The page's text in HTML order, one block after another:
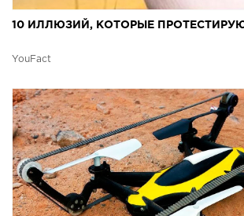
10 ИЛЛЮЗИЙ, КОТОРЫЕ
YouFact